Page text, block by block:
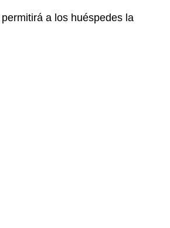
a los huéspedes la